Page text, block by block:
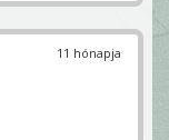
11 hónapja